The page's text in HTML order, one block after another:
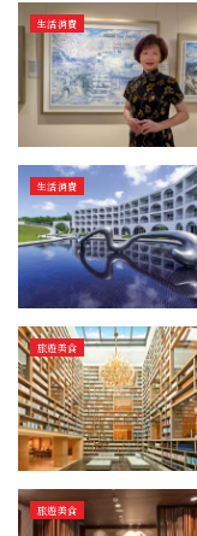
生活消費
生活消費
旅遊美食
旅遊美食